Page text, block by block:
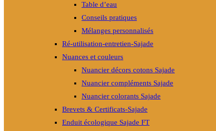
Table d’eau
Conseils pratiques
Mélanges personnalisés
Ré-utilisation-entretien-Sajade
Nuances et couleurs
Nuancier décors cotons Sajade
Nuancier compléments Sajade
Nuancier colorants Sajade
Brevets & Certificats-Sajade
Enduit écologique Sajade FT